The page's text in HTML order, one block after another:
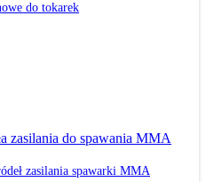
do tokarek
zasilania do spawania MMA
zasilania spawarki MMA